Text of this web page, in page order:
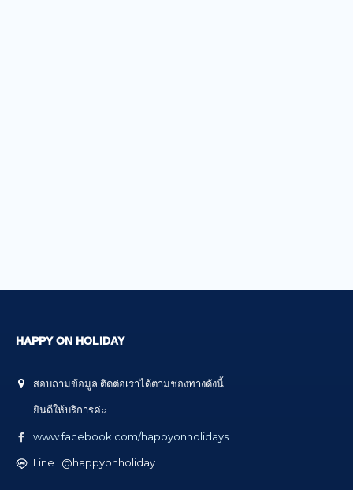
HAPPY ON HOLIDAY
สอบถามข้อมูล ติดต่อเราได้ตามช่องทางดังนี้
ยินดีให้บริการค่ะ
www.facebook.com/happyonholidays
Line : @happyonholiday